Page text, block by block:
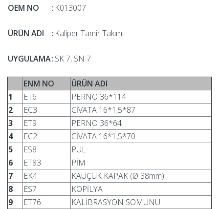
OEM NO : K013007
ÜRÜN ADI : Kaliper Tamir Takımı
UYGULAMA:SK 7, SN 7
ENM NO
ÜRÜN ADI
1
ET6
PERNO 36*114
2
EC3
CİVATA 16*1,5*87
3
ET9
PERNO 36*64
4
EC2
CİVATA 16*1,5*70
5
ES8
PUL
6
ET83
PİM
7
EK4
KAUÇUK KAPAK (Ø 38mm)
8
ES7
KOPİLYA
9
ET76
KALİBRASYON SOMUNU